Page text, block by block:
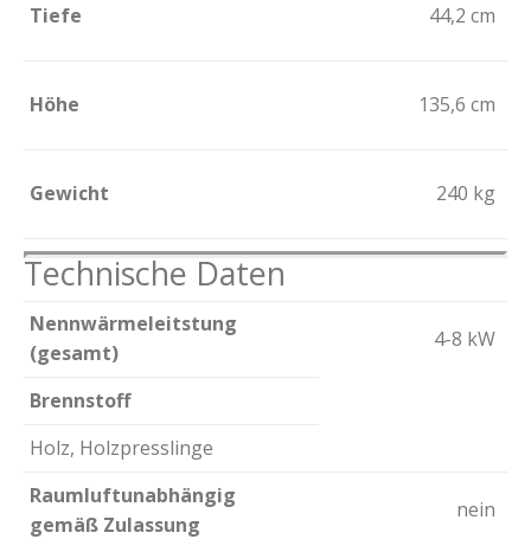
Tiefe 44,2 cm
Höhe 135,6 cm
Gewicht 240 kg
Technische Daten
Nennwärmeleitstung
(gesamt)
4-8 kW
Brennstoff
Holz, Holzpresslinge
Raumluftunabhängig
gemäß Zulassung
nein